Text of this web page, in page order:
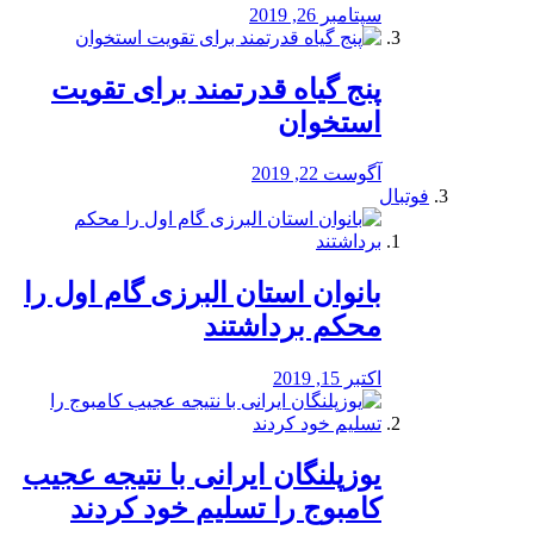
سپتامبر 26, 2019
پنج گیاه قدرتمند برای تقویت
استخوان
آگوست 22, 2019
فوتبال
بانوان استان البرزی گام اول را
محكم برداشتند
اکتبر 15, 2019
یوزپلنگان ایرانی با نتیجه عجیب
کامبوج را تسلیم خود کردند